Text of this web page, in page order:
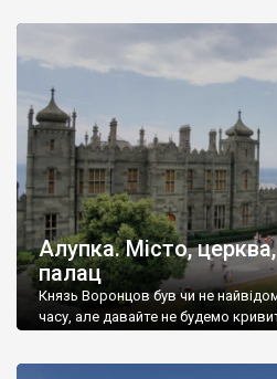
Алупка. Місто,
палац
Князь Воронцов був чи не
часу, але давайте не будемо